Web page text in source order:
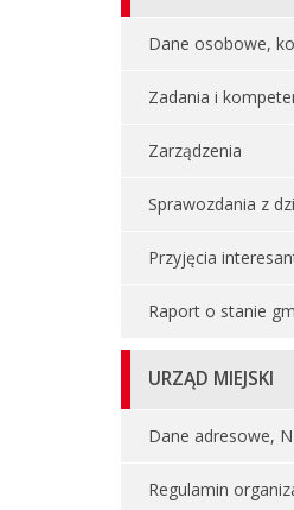
Dane osobowe,
Zadania i
Zarządzenia
Sprawozdania z
Przyjęcia
Raport o stanie
URZĄD MIEJSKI
Dane adresowe,
Regulamin